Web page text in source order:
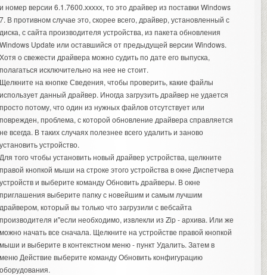
номер версии 6.1.7600.ххххх, то это драйвер из поставки Windows
В противном случае это, скорее всего, драйвер, установленный с
с сайта производителя устройства, из пакета обновления
Update или оставшийся от предыдущей версии Windows.
о свежести драйвера можно судить по дате его выпуска,
исключительно на нее не стоит.
на кнопке Сведения, чтобы проверить, какие файлы
данный драйвер. Иногда загрузить драйвер не удается
потому, что один из нужных файлов отсутствует или
проблема, с которой обновление драйвера справляется
всегда. В таких случаях полезнее всего удалить и заново
устройство.
того чтобы установить новый драйвер устройства, щелкните
кнопкой мыши на строке этого устройства в окне Диспетчера
и выберите команду Обновить драйверы. В окне
выберите папку с новейшим и самым лучшим
который вы только что загрузили с вебсайта
и"если необходимо, извлекли из Zip - архива. Или же
начать все сначала. Щелкните на устройстве правой кнопкой
и выберите в контекстном меню - пункт Удалить. Затем в
Действие выберите команду Обновить конфигурацию